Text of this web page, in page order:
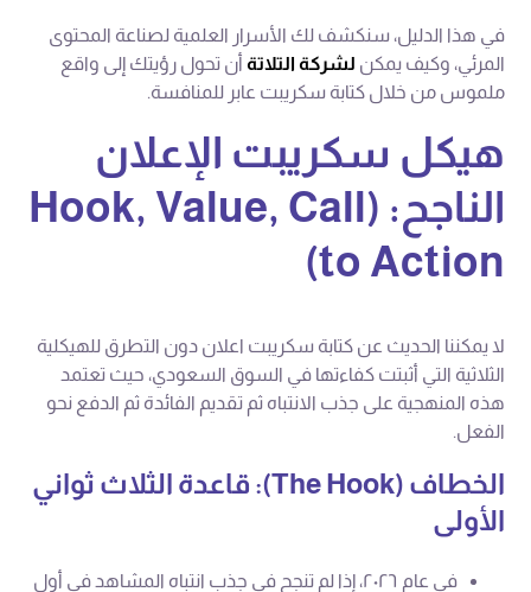
في هذا الدليل، سنكشف لك الأسرار العلمية لصناعة المحتوى
المرئي، وكيف يمكن لشركة التلاتة أن تحول رؤيتك إلى واقع
ملموس من خلال كتابة سكريبت عابر للمنافسة.
هيكل سكريبت الإعلان
الناجح: (Hook, Value, Call
to Action)
لا يمكننا الحديث عن كتابة سكريبت اعلان دون التطرق للهيكلية
الثلاثية التي أثبتت كفاءتها في السوق السعودي، حيث تعتمد
هذه المنهجية على جذب الانتباه ثم تقديم الفائدة ثم الدفع نحو
الفعل.
الخطاف (The Hook): قاعدة الثلاث ثواني
الأولى
في عام ٢٠٢٦، إذا لم تنجح في جذب انتباه المشاهد في أول